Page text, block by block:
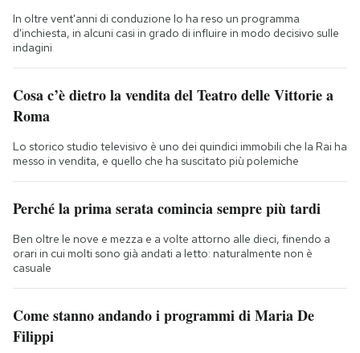
In oltre vent'anni di conduzione lo ha reso un programma
d'inchiesta, in alcuni casi in grado di influire in modo decisivo sulle
indagini
Cosa c’è dietro la vendita del Teatro delle Vittorie a
Roma
Lo storico studio televisivo è uno dei quindici immobili che la Rai ha
messo in vendita, e quello che ha suscitato più polemiche
Perché la prima serata comincia sempre più tardi
Ben oltre le nove e mezza e a volte attorno alle dieci, finendo a
orari in cui molti sono già andati a letto: naturalmente non è
casuale
Come stanno andando i programmi di Maria De
Filippi